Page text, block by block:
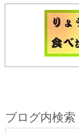
ブログ内検索